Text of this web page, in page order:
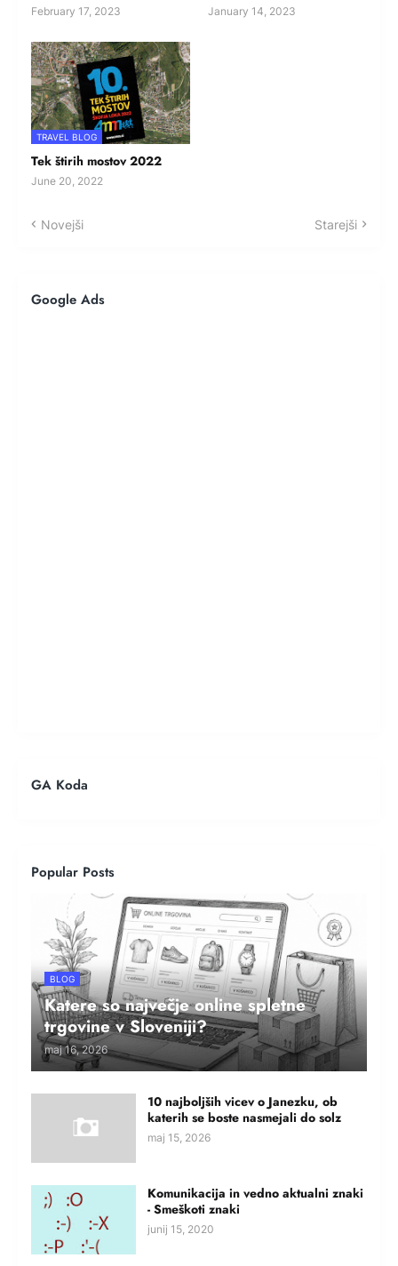
February 17, 2023 January 14, 2023
TRAVEL BLOG
Tek štirih mostov 2022
June 20, 2022
Novejši Starejši
Google Ads
GA Koda
Popular Posts
BLOG
Katere so največje online spletne
trgovine v Sloveniji?
maj 16, 2026
10 najboljših vicev o Janezku, ob
katerih se boste nasmejali do solz
maj 15, 2026
Komunikacija in vedno aktualni znaki
- Smeškoti znaki
junij 15, 2020